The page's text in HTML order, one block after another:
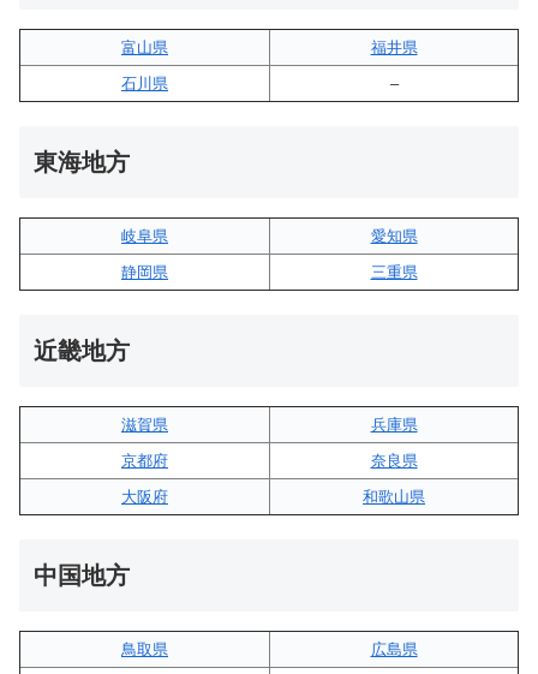
富山県
福井県
石川県
–
東海地方
岐阜県
愛知県
静岡県
三重県
近畿地方
滋賀県
兵庫県
京都府
奈良県
大阪府
和歌山県
中国地方
鳥取県
広島県